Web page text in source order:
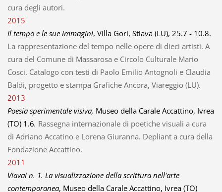
cura degli autori.
2015
Il tempo e le sue immagini, Villa Gori, Stiava (LU), 25.7 - 10.8.
La rappresentazione del tempo nelle opere di dieci artisti. A
cura del Comune di Massarosa e Circolo Culturale Mario
Cosci. Catalogo con testi di Paolo Emilio Antognoli e Claudia
Baldi, progetto e stampa Grafiche Ancora, Viareggio (LU).
2013
Poesia sperimentale visiva, Museo della Carale Accattino, Ivrea
(TO) 1.6. Rassegna internazionale di poetiche visuali a cura
di Adriano Accatino e Lorena Giuranna. Depliant a cura della
Fondazione Accattino.
2011
Viavai n. 1. La visualizzazione della scrittura nell'arte
contemporanea, Museo della Carale Accattino, Ivrea (TO)